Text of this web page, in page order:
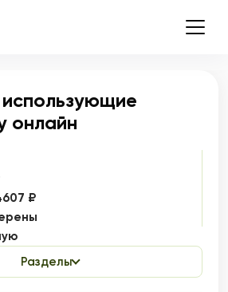
онлайн
₽
Разделы